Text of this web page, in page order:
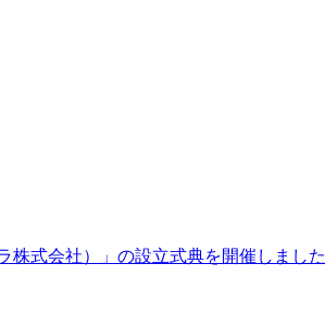
株式会社）」の設立式典を開催しました